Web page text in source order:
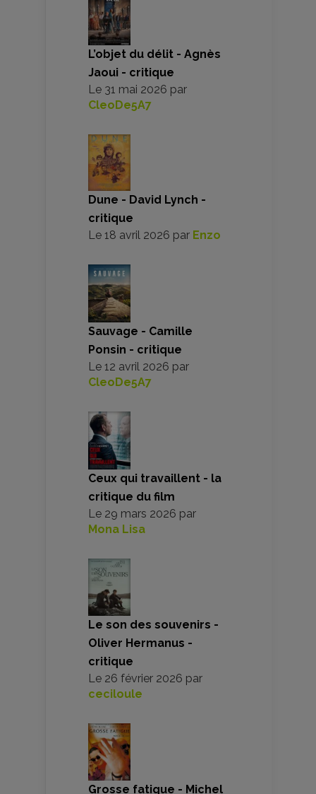
L’objet du délit - Agnès
Jaoui - critique
Le 31 mai 2026 par
CleoDe5A7
Dune - David Lynch -
critique
Le 18 avril 2026 par Enzo
Sauvage - Camille
Ponsin - critique
Le 12 avril 2026 par
CleoDe5A7
Ceux qui travaillent - la
critique du film
Le 29 mars 2026 par
Mona Lisa
Le son des souvenirs -
Oliver Hermanus -
critique
Le 26 février 2026 par
ceciloule
Grosse fatigue - Michel